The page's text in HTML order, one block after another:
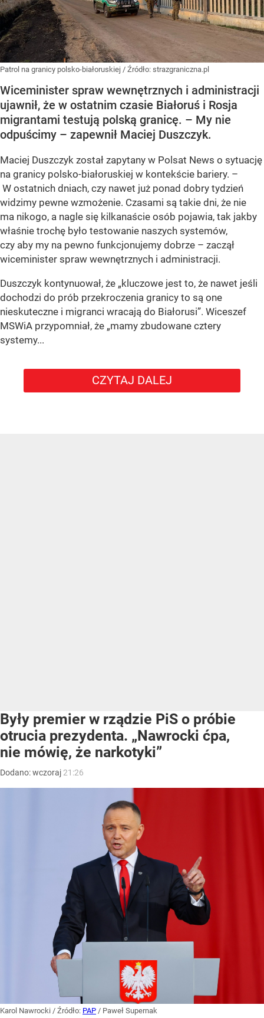
Patrol na granicy polsko-białoruskiej / Źródło: strazgraniczna.pl
Wiceminister spraw wewnętrznych i administracji
ujawnił, że w ostatnim czasie Białoruś i Rosja
migrantami testują polską granicę. – My nie
odpuścimy – zapewnił Maciej Duszczyk.
Maciej Duszczyk został zapytany w Polsat News o sytuację
na granicy polsko-białoruskiej w kontekście bariery. –
W ostatnich dniach, czy nawet już ponad dobry tydzień
widzimy pewne wzmożenie. Czasami są takie dni, że nie
ma nikogo, a nagle się kilkanaście osób pojawia, tak jakby
właśnie trochę było testowanie naszych systemów,
czy aby my na pewno funkcjonujemy dobrze – zaczął
wiceminister spraw wewnętrznych i administracji.
Duszczyk kontynuował, że „kluczowe jest to, że nawet jeśli
dochodzi do prób przekroczenia granicy to są one
nieskuteczne i migranci wracają do Białorusi”. Wiceszef
MSWiA przypomniał, że „mamy zbudowane cztery
systemy...
CZYTAJ DALEJ
Były premier w rządzie PiS o próbie
otrucia prezydenta. „Nawrocki ćpa,
nie mówię, że narkotyki”
Dodano:wczoraj 21:26
Karol Nawrocki / Źródło: PAP / Paweł Supernak